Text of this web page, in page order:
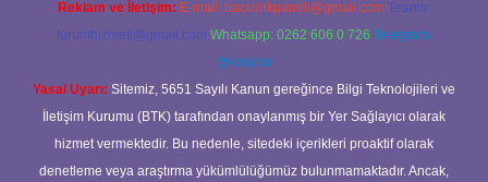
Reklam ve İletişim: E-mail: backlinkpaneli@gmail.com Teams:
forumhizmeti@gmail.com Whatsapp: 0262 606 0 726 Telegram:
@karabul
Yasal Uyarı: Sitemiz, 5651 Sayılı Kanun gereğince Bilgi Teknolojileri ve
İletişim Kurumu (BTK) tarafından onaylanmış bir Yer Sağlayıcı olarak
hizmet vermektedir. Bu nedenle, sitedeki içerikleri proaktif olarak
denetleme veya araştırma yükümlülüğümüz bulunmamaktadır. Ancak,